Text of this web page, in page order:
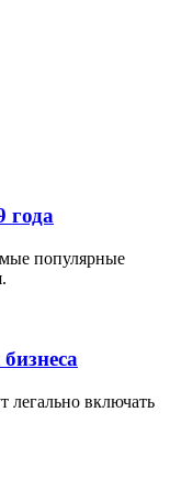
года
популярные
легально включать